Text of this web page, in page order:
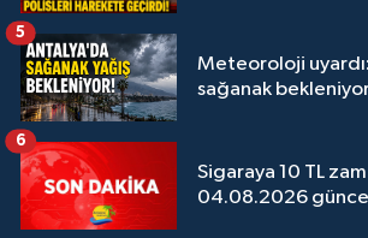
Meteoroloji
sağanak
5
Sigaraya 10 TL
04.08.2026
6